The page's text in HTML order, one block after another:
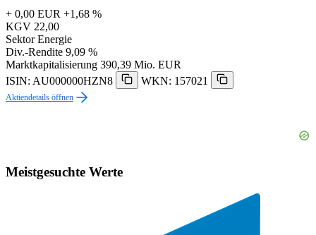
+ 0,00 EUR +1,68 %
KGV 22,00
Sektor Energie
Div.-Rendite 9,09 %
Marktkapitalisierung 390,39 Mio. EUR
ISIN: AU000000HZN8
WKN: 157021
Aktiendetails öffnen
Meistgesuchte Werte